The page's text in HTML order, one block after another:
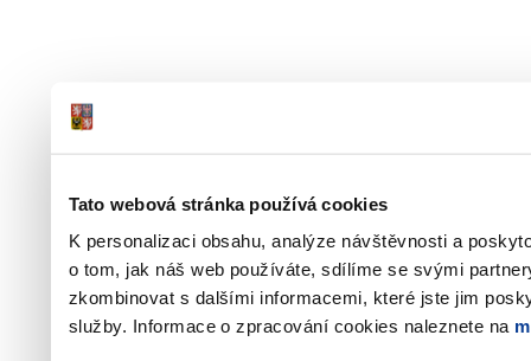
Tato webová stránka používá cookies
K personalizaci obsahu, analýze návštěvnosti a
o tom, jak náš web používáte, sdílíme se svými
zkombinovat s dalšími informacemi, které jste jim
služby. Informace o zpracování cookies naleznete na